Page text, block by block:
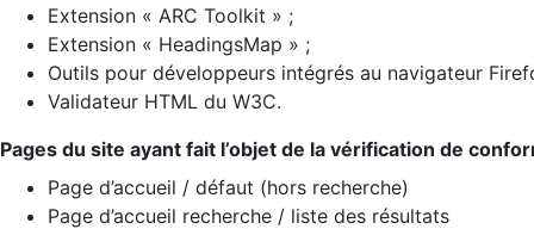
Extension « ARC Toolkit » ;
Extension « HeadingsMap » ;
Outils pour développeurs intégrés au navigateur
Validateur HTML du W3C.
Pages du site ayant fait l’objet de la vérification de
Page d’accueil / défaut (hors recherche)
Page d’accueil recherche / liste des résultats